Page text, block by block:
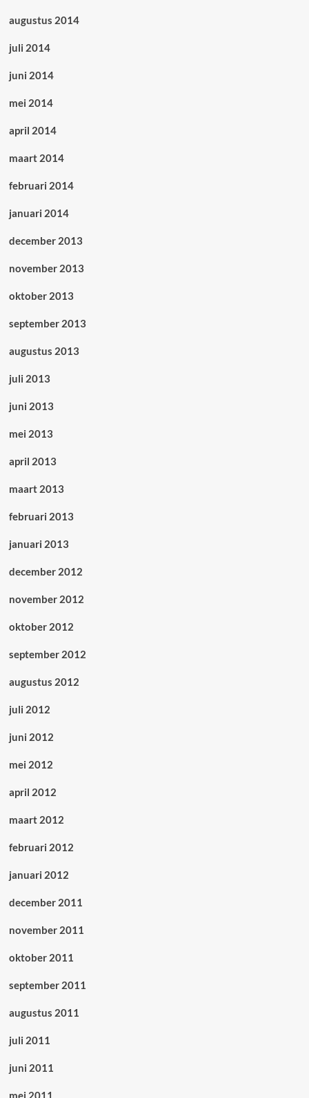
augustus 2014
juli 2014
juni 2014
mei 2014
april 2014
maart 2014
februari 2014
januari 2014
december 2013
november 2013
oktober 2013
september 2013
augustus 2013
juli 2013
juni 2013
mei 2013
april 2013
maart 2013
februari 2013
januari 2013
december 2012
november 2012
oktober 2012
september 2012
augustus 2012
juli 2012
juni 2012
mei 2012
april 2012
maart 2012
februari 2012
januari 2012
december 2011
november 2011
oktober 2011
september 2011
augustus 2011
juli 2011
juni 2011
mei 2011